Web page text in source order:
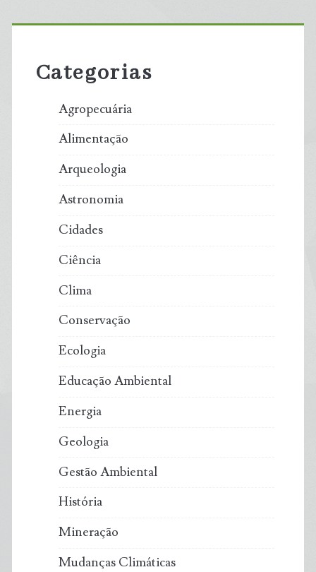
Primary
Sidebar
Categorias
Agropecuária
Alimentação
Arqueologia
Astronomia
Cidades
Ciência
Clima
Conservação
Ecologia
Educação Ambiental
Energia
Geologia
Gestão Ambiental
História
Mineração
Mudanças Climáticas